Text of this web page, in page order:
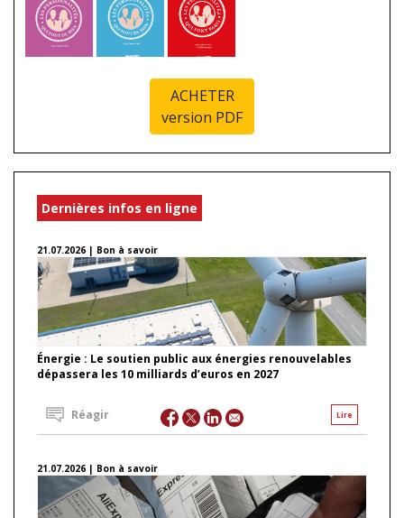
ACHETER
version PDF
Dernières infos en ligne
21.07.2026 | Bon à savoir
Énergie : Le soutien public aux énergies renouvelables
dépassera les 10 milliards d’euros en 2027
Lire
Réagir
21.07.2026 | Bon à savoir